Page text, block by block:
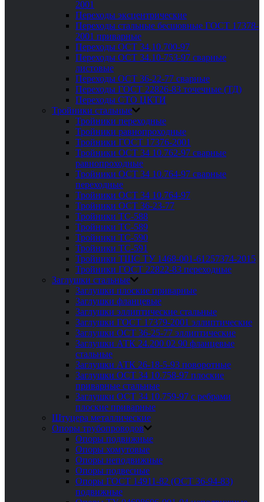
2001
Переходы эксцентрические
Переходы стальные бесшовные ГОСТ 17378-
2001 приварные
Переходы ОСТ 34.10.700-97
Переходы ОСТ 34.10-753-97 сварные
листовые
Переходы ОСТ 36-22-77 сварные
Переходы ГОСТ 22826-83 точечные (ТД)
Переходы СТО ЦКТИ
Тройники стальные
Тройники переходные
Тройники равнопроходные
Тройники ГОСТ 17376-2001
Тройники ОСТ 34 10.762-97 сварные
равнопроходные
Тройники ОСТ 34 10.764-97 сварные
переходные
Тройники ОСТ 34 10.764-97
Тройники ОСТ 36-23-77
Тройники ТС-588
Тройники ТС-589
Тройники ТС-590
Тройники ТС-591
Тройники ТШС ТУ 1468-001-61257374-2015
Тройники ГОСТ 22822-83 переходные
Заглушки стальные
Заглушки плоские приварные
Заглушки фланцевые
Заглушки эллиптические стальные
Заглушки ГОСТ 17379-2001 эллиптические
Заглушки ОСТ 36-25-77 эллиптические
Заглушки АТК 24.200 02 90 фланцевые
стальные
Заглушки АТК 26-18-5-93 поворотные
Заглушки ОСТ 34 10.758-97 плоские
приварные стальные
Заглушки ОСТ 34 10.759-97 с ребрами
плоские приварные
Штуцера металлические
Опоры трубопроводов
Опоры подвижные
Опоры хомутовые
Опоры неподвижные
Опоры подвесные
Опоры ГОСТ 14911-82 (ОСТ 36-94-83)
подвижные